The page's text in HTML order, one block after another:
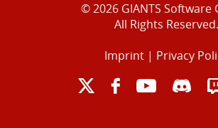
© 2026 GIANTS Software
All Rights Reserved.
Imprint| Privacy